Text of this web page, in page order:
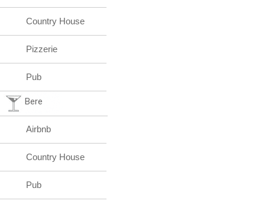
Country House
Pizzerie
Pub
Bere
Airbnb
Country House
Pub